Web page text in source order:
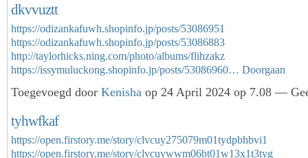
dkvvuztt
https://odizankafuwh.shopinfo.jp/posts/53086951
https://odizankafuwh.shopinfo.jp/posts/53086883
http://taylorhicks.ning.com/photo/albums/flihzakz
https://issymuluckong.shopinfo.jp/posts/53086960… Doorgaan
Toegevoegd door Kenisha op 24 April 2024 op 7.08 —
tyhwfkaf
https://open.firstory.me/story/clvcuy275079m01tydpbhbvi1
https://open.firstory.me/story/clvcuywwm06bt01w13x1t3tyg